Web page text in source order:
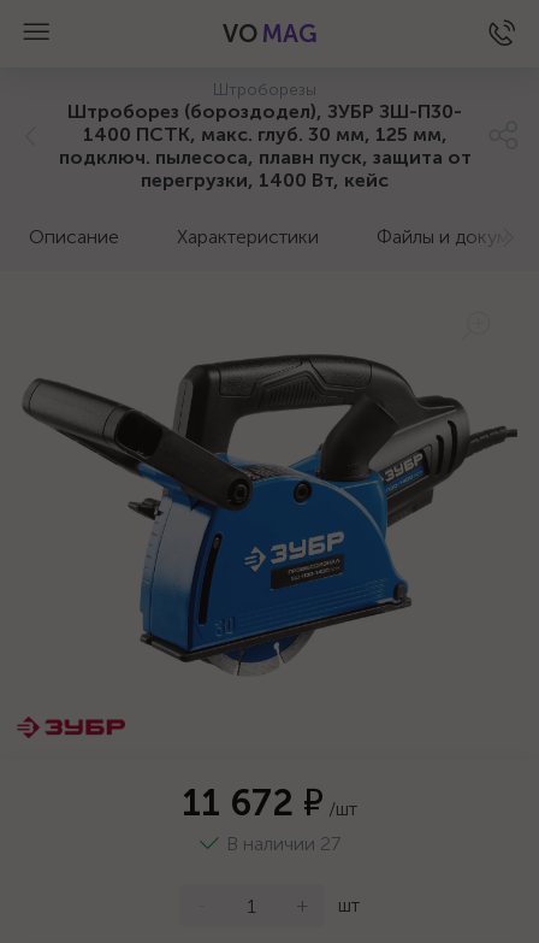
VO MAG
Штроборезы
Штроборез (бороздодел), ЗУБР ЗШ-П30-
1400 ПСТК, макс. глуб. 30 мм, 125 мм,
подключ. пылесоса, плавн пуск, защита от
перегрузки, 1400 Вт, кейс
Описание Характеристики Файлы и
11 672 ₽ /шт
В наличии 27
+ шт